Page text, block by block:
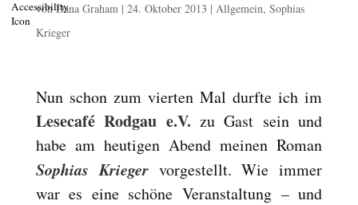
vonDana Graham| 24. Oktober 2013 | Allgemein, Sophias
Krieger
Nun schon zum vierten Mal durfte ich im
Lesecafé Rodgau e.V. zu Gast sein und
habe am heutigen Abend meinen Roman
Sophias Kriegervorgestellt. Wie immer
war es eine schöne Veranstaltung – und
add_circle_outline Schrift vergrößern
brightness_low Dunkler Kontrast
format_underlined Links unterstreichen
Links markieren
Reset
cached